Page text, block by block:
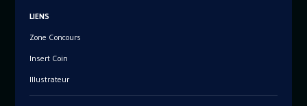
LIENS
Zone Concours
Insert Coin
Illustrateur